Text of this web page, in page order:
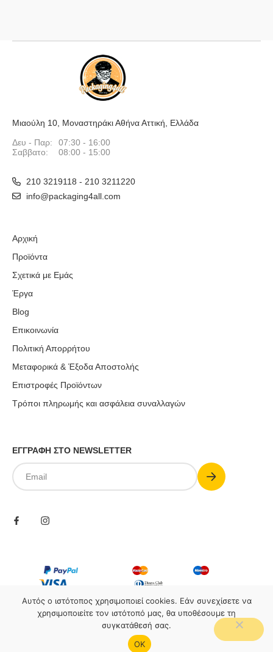
Μιαούλη 10, Μοναστηράκι Αθήνα Αττική, Ελλάδα
Δευ - Παρ:
Σαββατο:
07:30 - 16:00
08:00 - 15:00
210 3219118 - 210 3211220
info@packaging4all.com
Αρχική
Προϊόντα
Σχετικά με Εμάς
Έργα
Blog
Επικοινωνία
Πολιτική Απορρήτου
Μεταφορικά & Έξοδα Αποστολής
Επιστροφές Προϊόντων
Τρόποι πληρωμής και ασφάλεια συναλλαγών
ΕΓΓΡΑΦΗ ΣΤΟ NEWSLETTER
Email
Submit
Packaging4all. All rights reserved.
Αυτός ο ιστότοπος χρησιμοποιεί cookies. Εάν συνεχίσετε να
χρησιμοποιείτε τον ιστότοπό μας, θα υποθέσουμε τη
συγκατάθεσή σας.
OΚ